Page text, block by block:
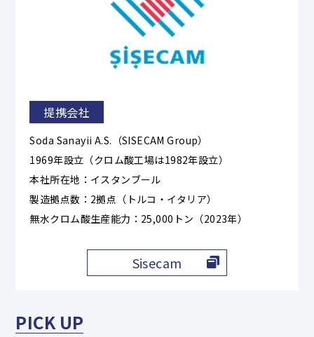
提携会社
Soda Sanayii A.S.（SISECAM Group）
1969年設立（クロム酸工場は1982年設立）
本社所在地：イスタンブール
製造拠点数：2拠点（トルコ・イタリア）
無水クロム酸生産能力：25,000トン（2023年）
Sisecam
PICK UP